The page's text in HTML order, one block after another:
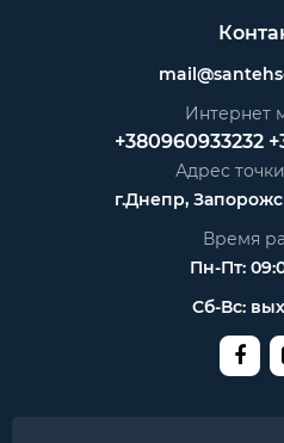
Интернет
+380960933232
Адрес
г.Днепр,
Время
Пн-Пт:
Сб-Вс: